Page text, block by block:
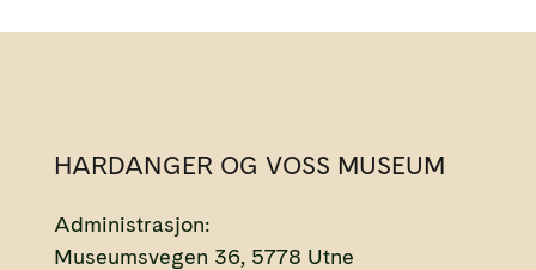
HARDANGER OG VOSS MUSEUM
Administrasjon:
Museumsvegen 36, 5778 Utne